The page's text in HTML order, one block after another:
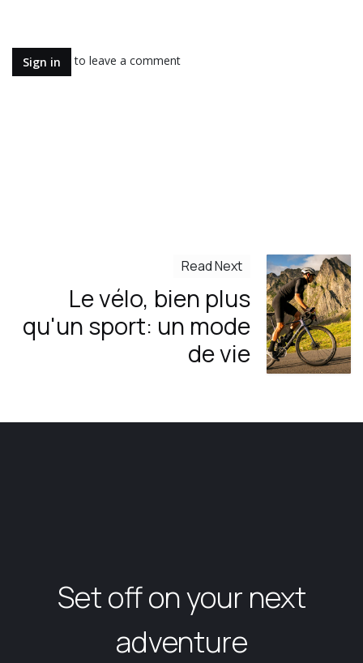
Sign in to leave a comment
Read Next
Le vélo, bien plus
qu'un sport: un mode
de vie
Set off on your next
adventure